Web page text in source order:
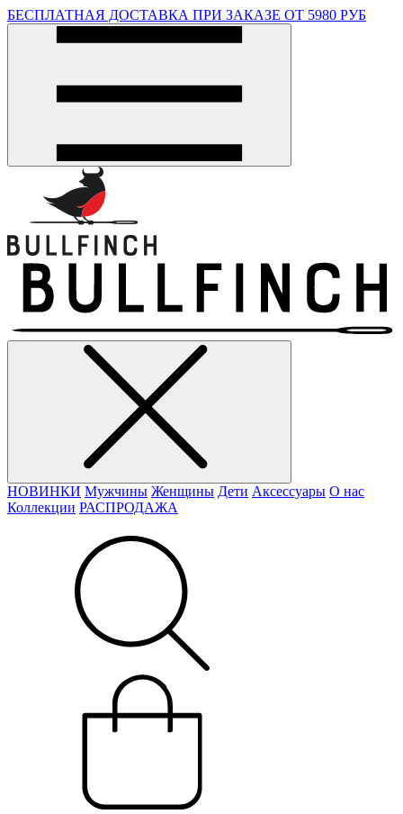
БЕСПЛАТНАЯ ДОСТАВКА ПРИ ЗАКАЗЕ ОТ 5980 РУБ
НОВИНКИ Мужчины Женщины Дети Аксессуары О нас
Коллекции РАСПРОДАЖА